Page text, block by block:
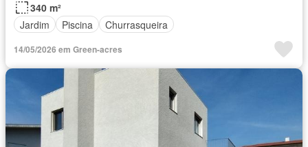
340 m²
Jardim
Piscina Churrasqueira
14/05/2026 em Green-acres